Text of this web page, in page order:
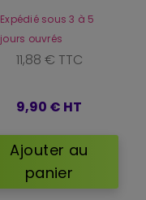
Expédié sous 3 à 5
jours ouvrés
11,88 € TTC
9,90 € HT
Ajouter au
panier